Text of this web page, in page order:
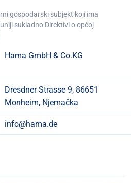
gospodarski subjekt koji ima
sukladno Direktivi o općoj
Hama GmbH & Co.KG
Dresdner Strasse 9, 86651
Monheim, Njemačka
info@hama.de